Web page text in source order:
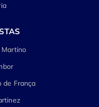
Martino
de França